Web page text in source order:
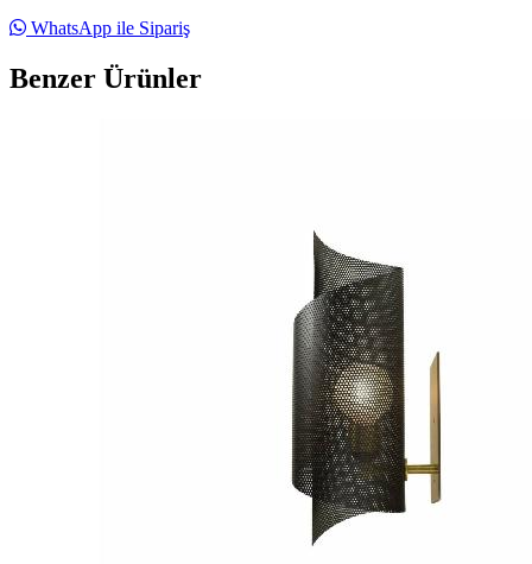
WhatsApp ile Sipariş
Benzer Ürünler